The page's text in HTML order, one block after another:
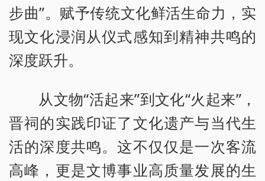
步曲”。赋予传统文化鲜活生命力，实
现文化浸润从仪式感知到精神共鸣的
深度跃升。
从文物“活起来”到文化“火起来”，
晋祠的实践印证了文化遗产与当代生
活的深度共鸣。这不仅仅是一次客流
高峰，更是文博事业高质量发展的生